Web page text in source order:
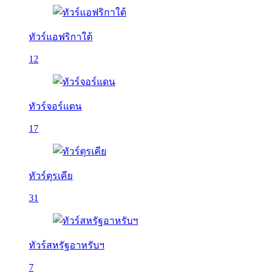
ทัวร์แอฟริกาใต้
12
ทัวร์จอร์แดน
17
ทัวร์ตุรเคีย
31
ทัวร์สหรัฐอาหรับฯ
7